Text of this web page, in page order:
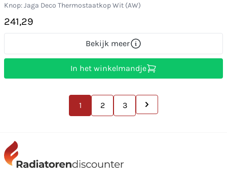
Knop: Jaga Deco Thermostaatkop Wit (AW)
241,29
Bekijk meer
In het winkelmandje
1 2 3